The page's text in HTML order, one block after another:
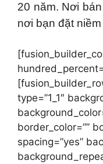
20 năm. Nơi
nơi bạn đặt
type=”1_1″
border_color=””
spacing=”yes”